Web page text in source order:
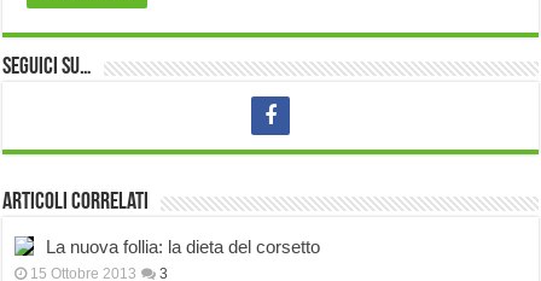
Seguici su…
Articoli correlati
La nuova follia: la dieta del corsetto
15 Ottobre 2013 3